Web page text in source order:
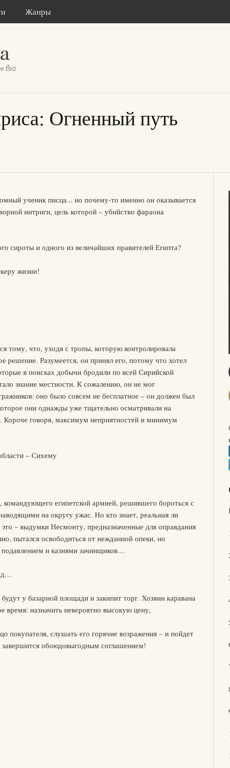
Жанры
Огненный путь
ученик писца... но почему-то именно он оказывается
интриги, цель которой – убийство фараона
сироты и одного из величайших правителей Египта?
жизни!
тому, что, уходя с тропы, которую контролировала
решение. Разумеется, он принял его, потому что хотел
в поисках добычи бродили по всей Сирийской
знание местности. К сожалению, он не мог
оно было совсем не бесплатное – он должен был
они однажды уже тщательно осматривали на
Короче говоря, максимум неприятностей и минимум
– Сихему
командующего египетской армией, решившего бороться с
на округу ужас. Но кто знает, реальная ли
– выдумки Несмонту, предназначенные для оправдания
пытался освободиться от нежданной опеки, но
и казнями зачинщиков…
у базарной площади и закипит торг. Хозяин каравана
время: назначить невероятно высокую цену,
покупателя, слушать его горячие возражения – и пойдет
завершится обоюдовыгодным соглашением!